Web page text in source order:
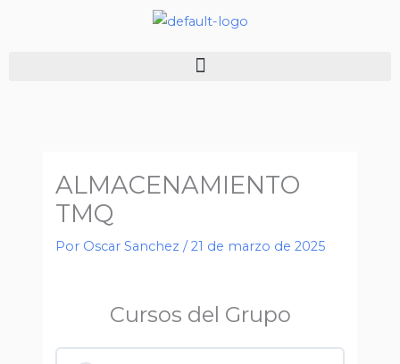
ALMACENAMIENTO
TMQ
Por Oscar Sanchez/21 de marzo de 2025
Cursos del Grupo